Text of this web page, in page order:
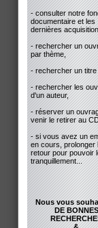
- consulter notre
documentaire et les
dernières
- rechercher un
par thème,
- rechercher un
- rechercher les
d'un auteur,
- réserver un
venir le retirer au
- si vous avez un
en cours, prolonger
retour pour pouvoir
tranquillement...
Nous vous
DE BONNES